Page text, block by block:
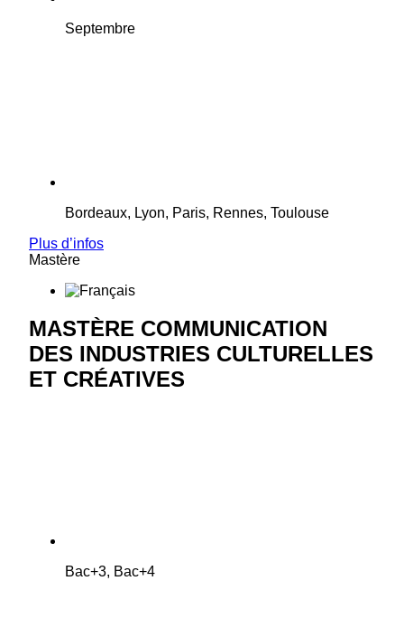
Septembre
Bordeaux, Lyon, Paris, Rennes, Toulouse
Plus d’infos
Mastère
MASTÈRE COMMUNICATION
DES INDUSTRIES CULTURELLES
ET CRÉATIVES
Bac+3, Bac+4